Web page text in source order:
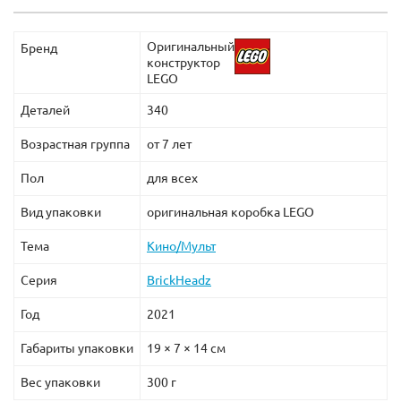
Бренд
Оригинальный
конструктор
LEGO
Деталей 340
Возрастная группа от 7 лет
Пол для всех
Вид упаковки оригинальная коробка LEGO
Тема Кино/Мульт
Серия BrickHeadz
Год 2021
Габариты упаковки 19 × 7 × 14 см
Вес упаковки 300 г